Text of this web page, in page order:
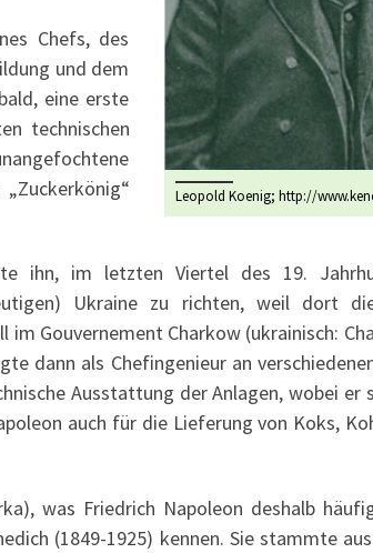
Leopold Koenig; http://
Chefs, des
und dem
eine erste
technischen
ihn, im letzten Viertel des 19.
Ukraine zu richten, weil dort
Gouvernement Charkow (ukrainisch:
dann als Chefingenieur an
Ausstattung der Anlagen, wobei er
auch für die Lieferung von Koks,
was Friedrich Napoleon deshalb
(1849-1925) kennen. Sie stammte